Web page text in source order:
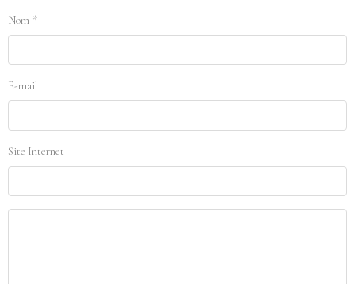
Nom
E-mail
Site Internet